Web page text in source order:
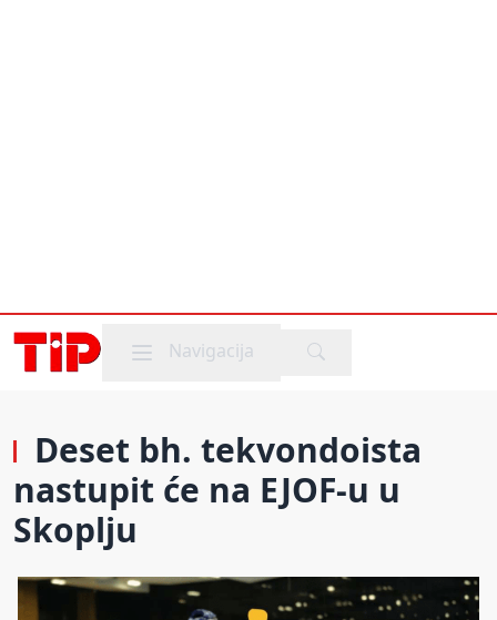
Mobile menu
Navigacija
Deset bh. tekvondoista
nastupit će na EJOF-u u
Skoplju